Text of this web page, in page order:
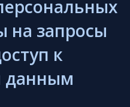
на запросы
к
данным